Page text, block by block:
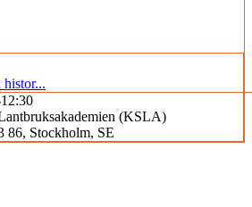
(KSLA)
86, Stockholm, SE